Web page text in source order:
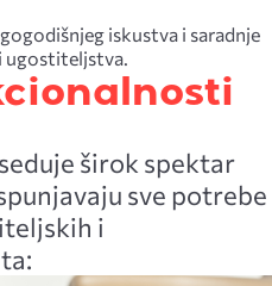
ugostiteljstva.
širok spektar
sve potrebe
i